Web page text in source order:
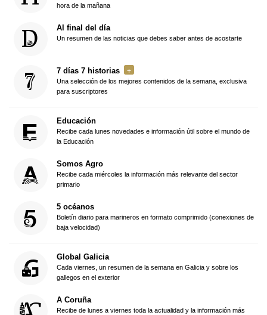
hora de la mañana
Al final del día
Un resumen de las noticias que debes saber antes de acostarte
7 días 7 historias
Una selección de los mejores contenidos de la semana, exclusiva
para suscriptores
Educación
Recibe cada lunes novedades e información útil sobre el mundo de
la Educación
Somos Agro
Recibe cada miércoles la información más relevante del sector
primario
5 océanos
Boletín diario para marineros en formato comprimido (conexiones de
baja velocidad)
Global Galicia
Cada viernes, un resumen de la semana en Galicia y sobre los
gallegos en el exterior
A Coruña
Recibe de lunes a viernes toda la actualidad y la información más